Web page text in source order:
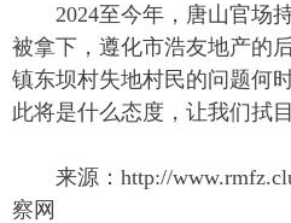
2024至今年，唐山官场持
被拿下，遵化市浩友地产的
镇东坝村失地村民的问题何
此将是什么态度，让我们拭
来源：http://
察网